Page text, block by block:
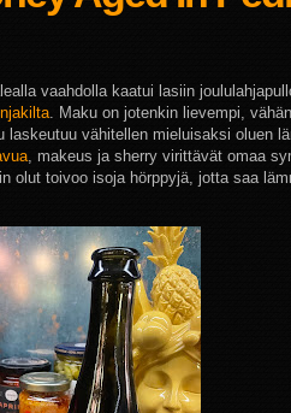
vaahdolla kaatui lasiin
. Maku on jotenkin lievempi,
vähitellen mieluisaksi oluen
, makeus ja sherry virittävät omaa
olut toivoo isoja hörppyjä, jotta saa